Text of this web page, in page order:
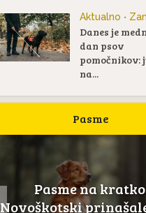
Aktualno •
Danes je
dan psov
pomočnikov:
na...
Pasme
Pasme na
Novoškotski